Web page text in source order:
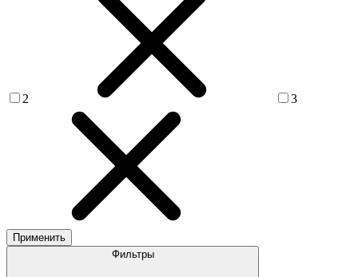
2 3
Применить
Фильтры